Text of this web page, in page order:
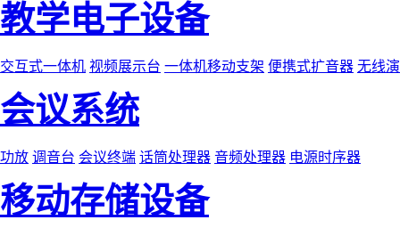
教学电子设备
交互式一体机 视频展示台 一体机移动支架 便携式扩音器 无线
会议系统
功放 调音台 会议终端 话筒处理器 音频处理器 电源时序器
移动存储设备